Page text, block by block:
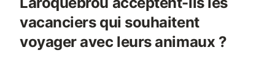
vacanciers qui souhaitent
voyager avec leurs animaux ?